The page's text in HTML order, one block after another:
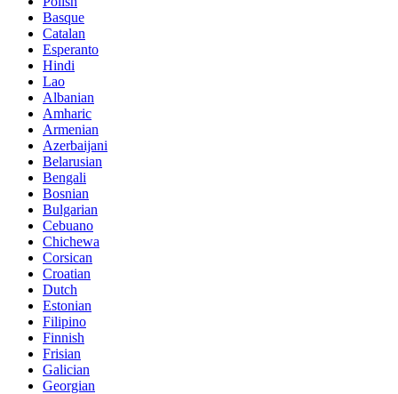
Basque
Catalan
Esperanto
Hindi
Lao
Albanian
Amharic
Armenian
Azerbaijani
Belarusian
Bengali
Bosnian
Bulgarian
Cebuano
Chichewa
Corsican
Croatian
Dutch
Estonian
Filipino
Finnish
Frisian
Galician
Georgian